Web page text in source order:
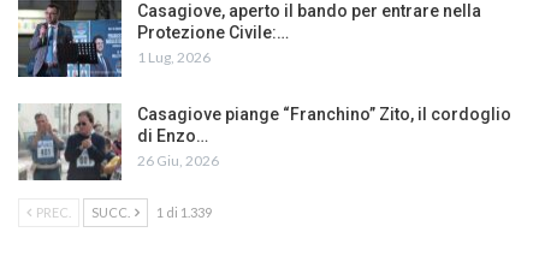
Casagiove, aperto il bando per entrare nella
Protezione Civile:…
1 Lug, 2026
Casagiove piange “Franchino” Zito, il cordoglio
di Enzo…
26 Giu, 2026
PREC. SUCC. 1 di 1.339